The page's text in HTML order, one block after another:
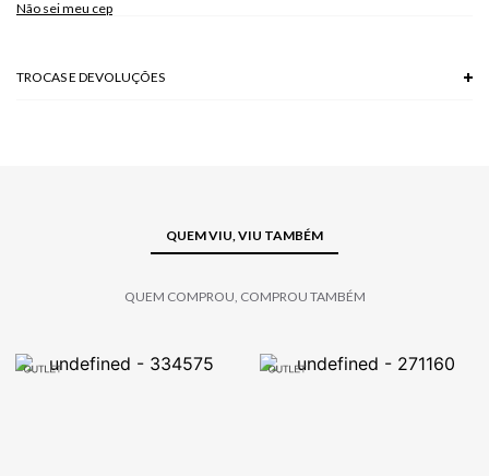
Não sei meu cep
TROCAS E DEVOLUÇÕES
QUEM VIU, VIU TAMBÉM
QUEM COMPROU, COMPROU TAMBÉM